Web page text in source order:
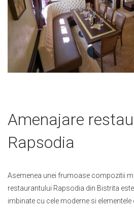
Amenajare
Rapsodia
Asemenea unei frumoase compozitii
restaurantului Rapsodia din Bistrita
imbinate cu cele moderne si
Skip
to
beginning
images
gallery